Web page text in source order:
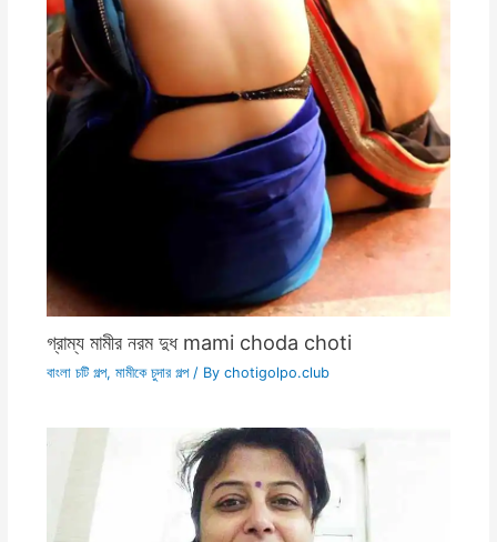
গ্রাম্য মামীর নরম দুধ mami choda choti
বাংলা চটি গল্প, মামীকে চুদার গল্প/ By chotigolpo.club